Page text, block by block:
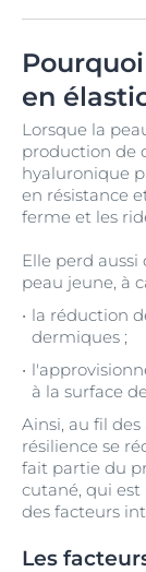
en
Lorsque la
production de
hyaluronique
en résistance
ferme et les
Elle perd aussi
peau jeune, à
la réduction
dermiques ;
à la surface
Ainsi, au fil
résilience se
fait partie du
cutané, qui
des facteurs
Les